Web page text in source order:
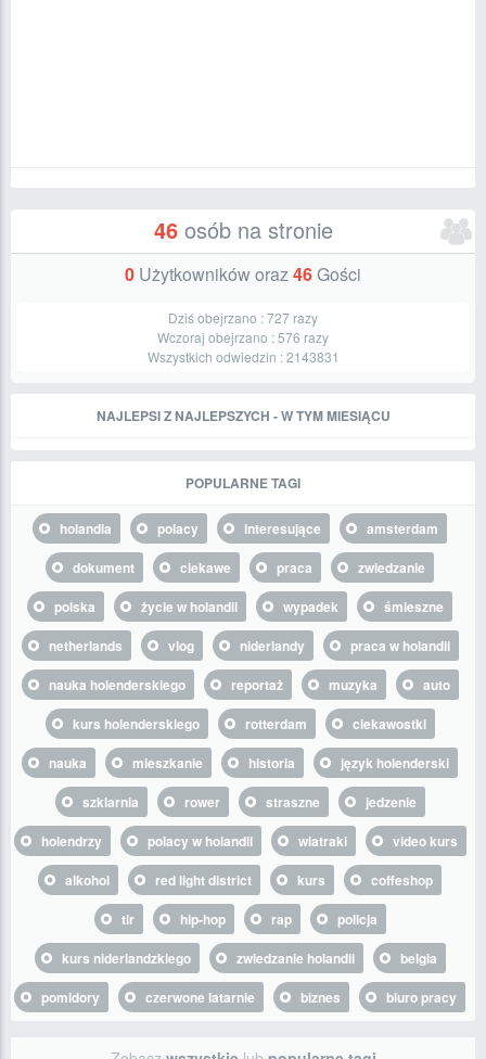
46osób na stronie
0 Użytkowników oraz46Gości
Dziś obejrzano :727 razy
Wczoraj obejrzano :576 razy
Wszystkich odwiedzin :2143831
NAJLEPSI Z NAJLEPSZYCH - W TYM MIESIĄCU
POPULARNE TAGI
holandia polacy interesujące
amsterdam
dokument
ciekawe praca
zwiedzanie
polska
życie w holandii wypadek
śmieszne
netherlands
vlog niderlandy
praca w holandii
nauka holenderskiego
reportaż muzyka
auto
kurs holenderskiego
rotterdam
ciekawostki
nauka
mieszkanie historia
język holenderski
szklarnia
rower straszne
jedzenie
holendrzy
polacy w holandii wiatraki
video kurs
alkohol
red light district kurs
coffeshop
tir
hip-hop rap
policja
kurs niderlandzkiego
zwiedzanie holandii
belgia
pomidory
czerwone latarnie biznes biuro pracy